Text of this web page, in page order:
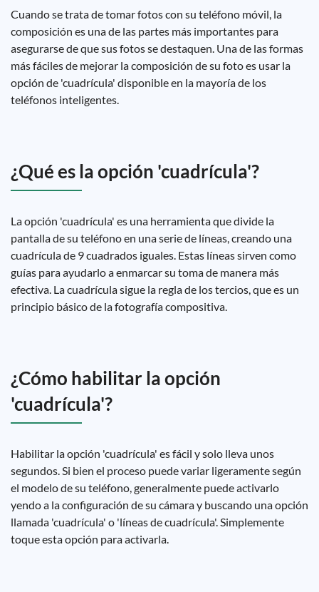
Cuando se trata de tomar fotos con su teléfono móvil, la
composición es una de las partes más importantes para
asegurarse de que sus fotos se destaquen. Una de las formas
más fáciles de mejorar la composición de su foto es usar la
opción de 'cuadrícula' disponible en la mayoría de los
teléfonos inteligentes.
¿Qué es la opción 'cuadrícula'?
La opción 'cuadrícula' es una herramienta que divide la
pantalla de su teléfono en una serie de líneas, creando una
cuadrícula de 9 cuadrados iguales. Estas líneas sirven como
guías para ayudarlo a enmarcar su toma de manera más
efectiva. La cuadrícula sigue la regla de los tercios, que es un
principio básico de la fotografía compositiva.
¿Cómo habilitar la opción
'cuadrícula'?
Habilitar la opción 'cuadrícula' es fácil y solo lleva unos
segundos. Si bien el proceso puede variar ligeramente según
el modelo de su teléfono, generalmente puede activarlo
yendo a la configuración de su cámara y buscando una opción
llamada 'cuadrícula' o 'líneas de cuadrícula'. Simplemente
toque esta opción para activarla.